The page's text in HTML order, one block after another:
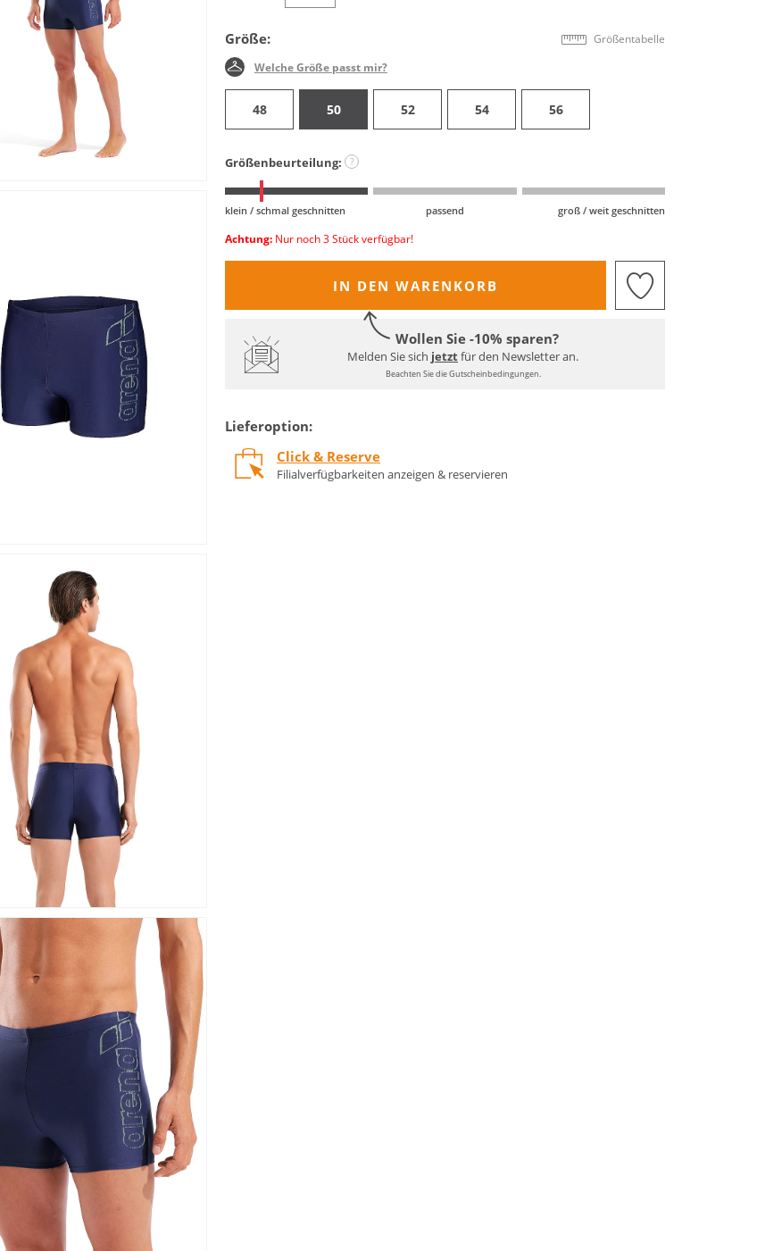
Größe: Größentabelle
Welche Größe passt mir?
48 50 52 54 56
Größenbeurteilung: ?
klein / schmal geschnitten passend groß / weit geschnitten
Achtung: Nur noch 3 Stück verfügbar!
IN DEN WARENKORB
Wollen Sie -10% sparen?
Melden Sie sich jetztfür den Newsletter an.
Beachten Sie die Gutscheinbedingungen.
Lieferoption:
Click & Reserve
Filialverfügbarkeiten anzeigen & reservieren